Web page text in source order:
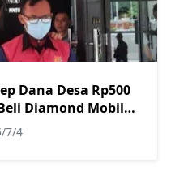
Dana Desa Rp500
Diamond Mobile
7/4